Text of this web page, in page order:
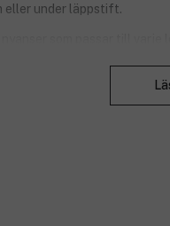
eller under läppstift.